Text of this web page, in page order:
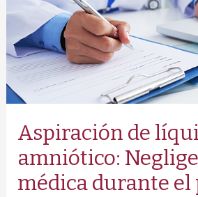
Aspiración de
amniótico:
médica durante el